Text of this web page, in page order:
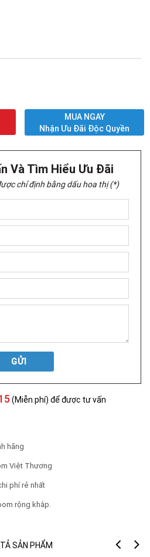
MUA NGAY
Nhận Ưu Đãi Độc Quyền
Và Tìm Hiểu Ưu Đãi
chỉ định bằng dấu hoa thị (*)
GỬI
(Miễn phí) để được tư vấn
hãng
Việt Thương
phí rẻ nhất
rộng khắp.
SẢN PHẨM